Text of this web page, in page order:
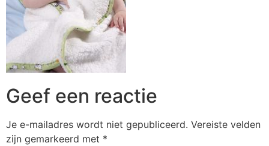
Geef een reactie
Je e-mailadres wordt niet gepubliceerd. Vereiste velden
zijn gemarkeerd met *